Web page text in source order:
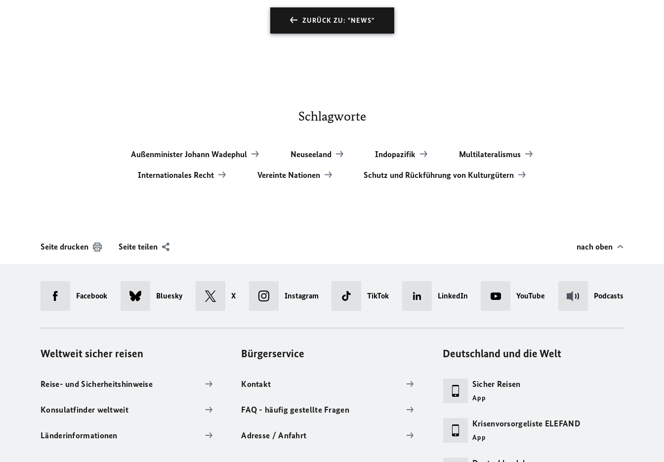
ZURÜCK ZU: "NEWS"
Schlagworte
Außenminister Johann Wadephul Neuseeland Indopazifik Multilateralismus
Internationales Recht Vereinte Nationen Schutz und Rückführung von Kulturgütern
Seite drucken Seite teilen nach oben
Facebook Bluesky X Instagram TikTok LinkedIn YouTube Podcasts
Weltweit sicher reisen
Reise- und Sicherheitshinweise
Konsulatfinder weltweit
Länderinformationen
Bürgerservice
Kontakt
FAQ - häufig gestellte Fragen
Adresse / Anfahrt
Deutschland und die Welt
Sicher Reisen
App
Krisenvorsorgeliste ELEFAND
App